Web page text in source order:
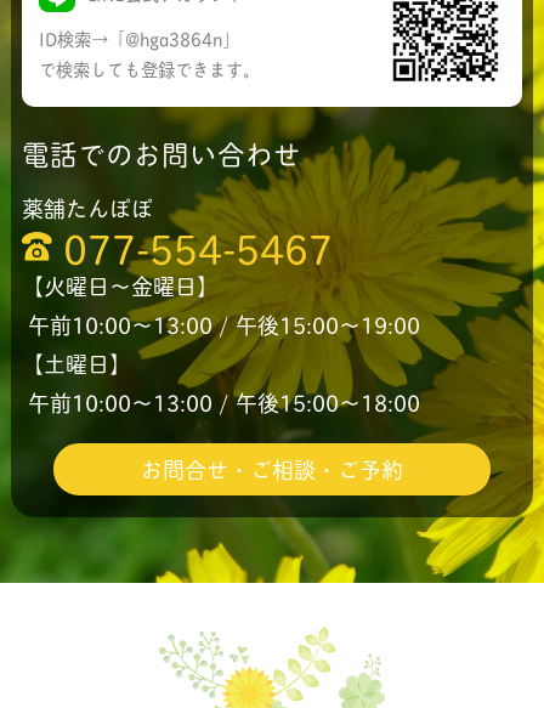
ID検索→「@hga3864n」
で検索しても登録できます。
電話でのお問い合わせ
薬舗たんぽぽ
077-554-5467
【火曜日〜金曜日】
午前10:00〜13:00 / 午後15:00〜19:00
【土曜日】
午前10:00〜13:00 / 午後15:00〜18:00
お問合せ・ご相談・ご予約